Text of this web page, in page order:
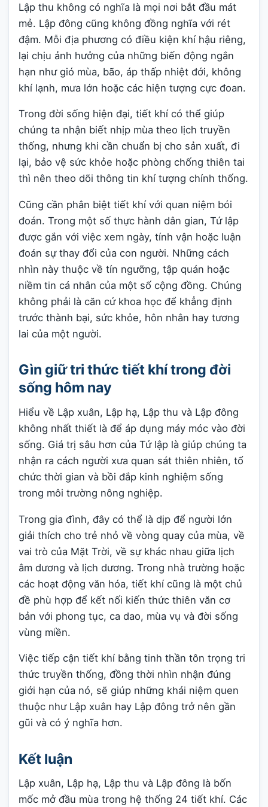
Lập thu không có nghĩa là mọi nơi bắt đầu mát
mẻ. Lập đông cũng không đồng nghĩa với rét
đậm. Mỗi địa phương có điều kiện khí hậu riêng,
lại chịu ảnh hưởng của những biến động ngắn
hạn như gió mùa, bão, áp thấp nhiệt đới, không
khí lạnh, mưa lớn hoặc các hiện tượng cực đoan.
Trong đời sống hiện đại, tiết khí có thể giúp
chúng ta nhận biết nhịp mùa theo lịch truyền
thống, nhưng khi cần chuẩn bị cho sản xuất, đi
lại, bảo vệ sức khỏe hoặc phòng chống thiên tai
thì nên theo dõi thông tin khí tượng chính thống.
Cũng cần phân biệt tiết khí với quan niệm bói
đoán. Trong một số thực hành dân gian, Tứ lập
được gắn với việc xem ngày, tính vận hoặc luận
đoán sự thay đổi của con người. Những cách
nhìn này thuộc về tín ngưỡng, tập quán hoặc
niềm tin cá nhân của một số cộng đồng. Chúng
không phải là căn cứ khoa học để khẳng định
trước thành bại, sức khỏe, hôn nhân hay tương
lai của một người.
Gìn giữ tri thức tiết khí trong đời
sống hôm nay
Hiểu về Lập xuân, Lập hạ, Lập thu và Lập đông
không nhất thiết là để áp dụng máy móc vào đời
sống. Giá trị sâu hơn của Tứ lập là giúp chúng ta
nhận ra cách người xưa quan sát thiên nhiên, tổ
chức thời gian và bồi đắp kinh nghiệm sống
trong môi trường nông nghiệp.
Trong gia đình, đây có thể là dịp để người lớn
giải thích cho trẻ nhỏ về vòng quay của mùa, về
vai trò của Mặt Trời, về sự khác nhau giữa lịch
âm dương và lịch dương. Trong nhà trường hoặc
các hoạt động văn hóa, tiết khí cũng là một chủ
đề phù hợp để kết nối kiến thức thiên văn cơ
bản với phong tục, ca dao, mùa vụ và đời sống
vùng miền.
Việc tiếp cận tiết khí bằng tinh thần tôn trọng tri
thức truyền thống, đồng thời nhìn nhận đúng
giới hạn của nó, sẽ giúp những khái niệm quen
thuộc như Lập xuân hay Lập đông trở nên gần
gũi và có ý nghĩa hơn.
Kết luận
Lập xuân, Lập hạ, Lập thu và Lập đông là bốn
mốc mở đầu mùa trong hệ thống 24 tiết khí. Các